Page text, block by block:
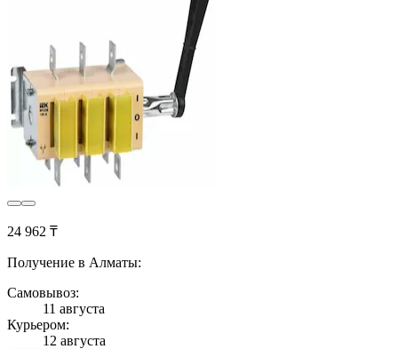
24 962 ₸
Получение в Алматы:
Самовывоз:
11 августа
Курьером:
12 августа